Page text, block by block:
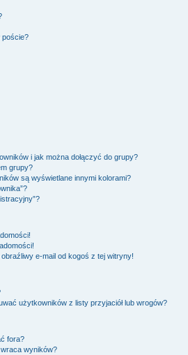
poście?
i jak można dołączyć do grupy?
grupy?
są wyświetlane innymi kolorami?
e-mail od kogoś z tej witryny!
użytkowników z listy przyjaciół lub wrogów?
fora?
wyników?